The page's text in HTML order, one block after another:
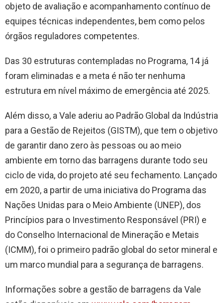
objeto de avaliação e acompanhamento contínuo de
equipes técnicas independentes, bem como pelos
órgãos reguladores competentes.
Das 30 estruturas contempladas no Programa, 14 já
foram eliminadas e a meta é não ter nenhuma
estrutura em nível máximo de emergência até 2025.
Além disso, a Vale aderiu ao Padrão Global da Indústria
para a Gestão de Rejeitos (GISTM), que tem o objetivo
de garantir dano zero às pessoas ou ao meio
ambiente em torno das barragens durante todo seu
ciclo de vida, do projeto até seu fechamento. Lançado
em 2020, a partir de uma iniciativa do Programa das
Nações Unidas para o Meio Ambiente (UNEP), dos
Princípios para o Investimento Responsável (PRI) e
do Conselho Internacional de Mineração e Metais
(ICMM), foi o primeiro padrão global do setor mineral e
um marco mundial para a segurança de barragens.
Informações sobre a gestão de barragens da Vale